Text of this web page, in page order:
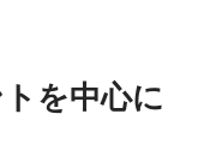
を中心に